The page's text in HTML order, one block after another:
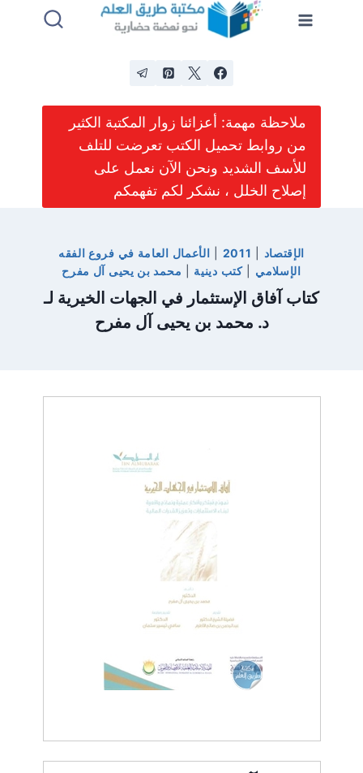
ملاحظة مهمة: أعزائنا زوار المكتبة الكثير
من روابط تحميل الكتب تعرضت للتلف
للأسف الشديد ونحن الآن نعمل على
إصلاح الخلل ، نشكر لكم تفهمكم
الإقتصاد 2011
الأعمال العامة في فروع الفقه
الإسلامي |كتب دينية محمد بن يحيى آل مفرح
كتاب آفاق الإستثمار في الجهات الخيرية لـ
د. محمد بن يحيى آل مفرح